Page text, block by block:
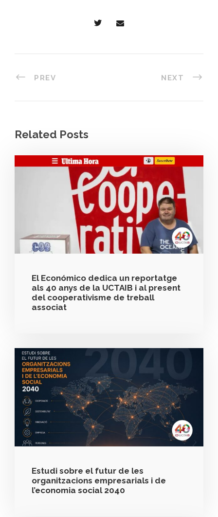
PREV NEXT
Related Posts
El Económico dedica un reportatge
als 40 anys de la UCTAIB i al present
del cooperativisme de treball
associat
Estudi sobre el futur de les
organitzacions empresarials i de
l’economia social 2040